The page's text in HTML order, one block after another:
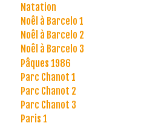
Natation
Noêl à Barcelo 1
Noêl à Barcelo 2
Noêl à Barcelo 3
Pâques 1986
Parc Chanot 1
Parc Chanot 2
Parc Chanot 3
Paris 1